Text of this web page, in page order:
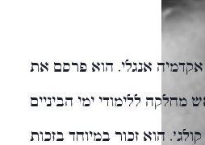
היה סופר ואיש אקדמיה אנגלי. הוא פרסם את
ללימודי ימי הביניים
הוא זכור במיוחד בזכות